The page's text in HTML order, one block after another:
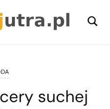
suchej